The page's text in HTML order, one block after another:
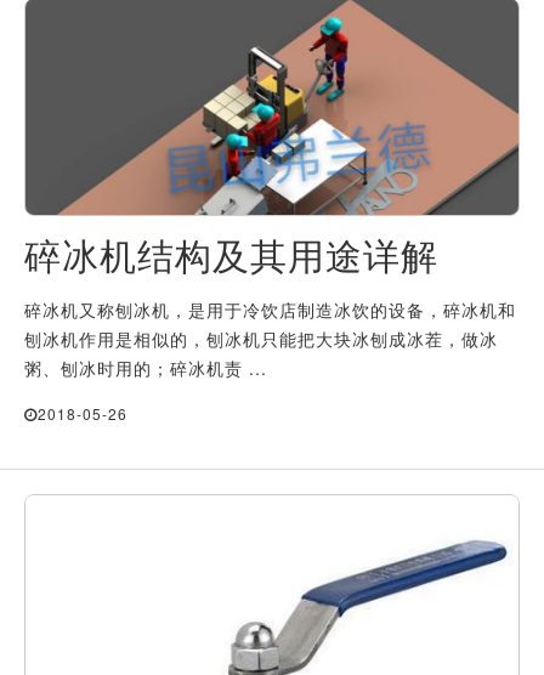
碎冰机结构及其用途详解
碎冰机又称刨冰机，是用于冷饮店制造冰饮的设备，碎冰机和
刨冰机作用是相似的，刨冰机只能把大块冰刨成冰茬，做冰
粥、刨冰时用的；碎冰机责 ...
2018-05-26